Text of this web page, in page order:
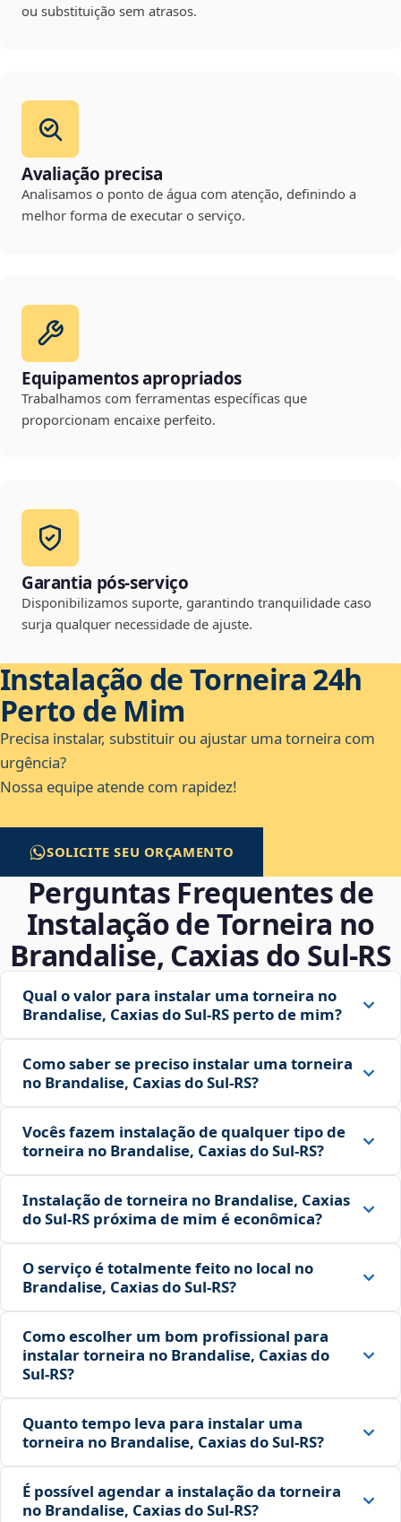
ou substituição sem atrasos.
Avaliação precisa
Analisamos o ponto de água com atenção, definindo a
melhor forma de executar o serviço.
Equipamentos apropriados
Trabalhamos com ferramentas específicas que
proporcionam encaixe perfeito.
Garantia pós-serviço
Disponibilizamos suporte, garantindo tranquilidade caso
surja qualquer necessidade de ajuste.
Instalação de Torneira 24h
Perto de Mim
Precisa instalar, substituir ou ajustar uma torneira com
urgência?
Nossa equipe atende com rapidez!
SOLICITE SEU ORÇAMENTO
Perguntas Frequentes de
Instalação de Torneira no
Brandalise, Caxias do Sul‑RS
Qual o valor para instalar uma torneira no
Brandalise, Caxias do Sul‑RS perto de mim?
Como saber se preciso instalar uma torneira
no Brandalise, Caxias do Sul‑RS?
Vocês fazem instalação de qualquer tipo de
torneira no Brandalise, Caxias do Sul‑RS?
Instalação de torneira no Brandalise, Caxias
do Sul‑RS próxima de mim é econômica?
O serviço é totalmente feito no local no
Brandalise, Caxias do Sul‑RS?
Como escolher um bom profissional para
instalar torneira no Brandalise, Caxias do
Sul‑RS?
Quanto tempo leva para instalar uma
torneira no Brandalise, Caxias do Sul‑RS?
É possível agendar a instalação da torneira
no Brandalise, Caxias do Sul‑RS?